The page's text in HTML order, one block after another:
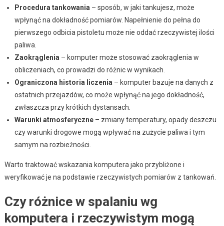
Procedura tankowania – sposób, w jaki tankujesz, może
wpłynąć na dokładność pomiarów. Napełnienie do pełna do
pierwszego odbicia pistoletu może nie oddać rzeczywistej ilości
paliwa.
Zaokrąglenia – komputer może stosować zaokrąglenia w
obliczeniach, co prowadzi do różnic w wynikach.
Ograniczona historia liczenia – komputer bazuje na danych z
ostatnich przejazdów, co może wpłynąć na jego dokładność,
zwłaszcza przy krótkich dystansach.
Warunki atmosferyczne– zmiany temperatury, opady deszczu
czy warunki drogowe mogą wpływać na zużycie paliwa i tym
samym na rozbieżności.
Warto traktować wskazania komputera jako przybliżone i
weryfikować je na podstawie rzeczywistych pomiarów z tankowań.
Czy różnice w spalaniu wg
komputera i rzeczywistym mogą